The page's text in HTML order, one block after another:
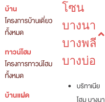
บ้าน
โครงการบ้านเดี่ยว
ทั้งหมด
ทาวน์โฮม
โครงการทาวน์โฮม
ทั้งหมด
บ้านแฝด
โซน
บางนา
บางพลี
บางบ่อ
บริทาเนีย